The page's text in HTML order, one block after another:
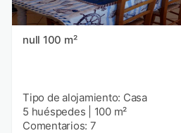
null 100 m²
Tipo de alojamiento: Casa
5 huéspedes
100 m²
Comentarios: 7